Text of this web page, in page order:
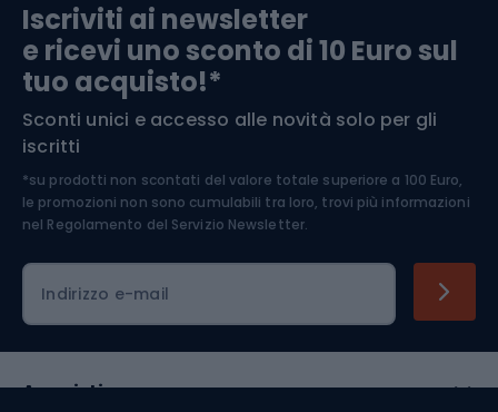
Arrampicata
Medicina dello sport
Abbigliamento ciclistico
Iscriviti ai newsletter
e ricevi uno sconto di 10 Euro sul
tuo acquisto!*
Sconti unici e accesso alle novità solo per gli
iscritti
*su prodotti non scontati del valore totale superiore a 100 Euro,
le promozioni non sono cumulabili tra loro, trovi più informazioni
nel Regolamento del Servizio Newsletter.
Indirizzo e-mail
Acquisti